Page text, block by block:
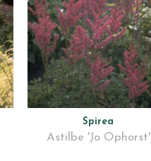
Spirea
Astilbe 'Jo Ophorst'